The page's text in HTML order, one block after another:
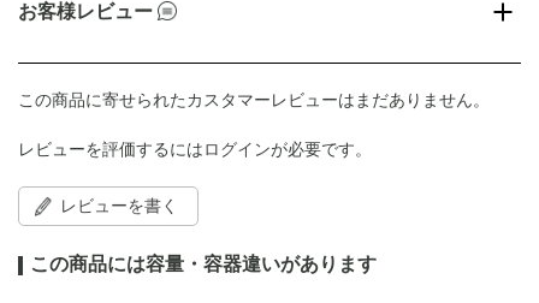
お客様レビュー
この商品に寄せられたカスタマーレビューはまだありません。
レビューを評価するにはログインが必要です。
レビューを書く
この商品には容量・容器違いがあります